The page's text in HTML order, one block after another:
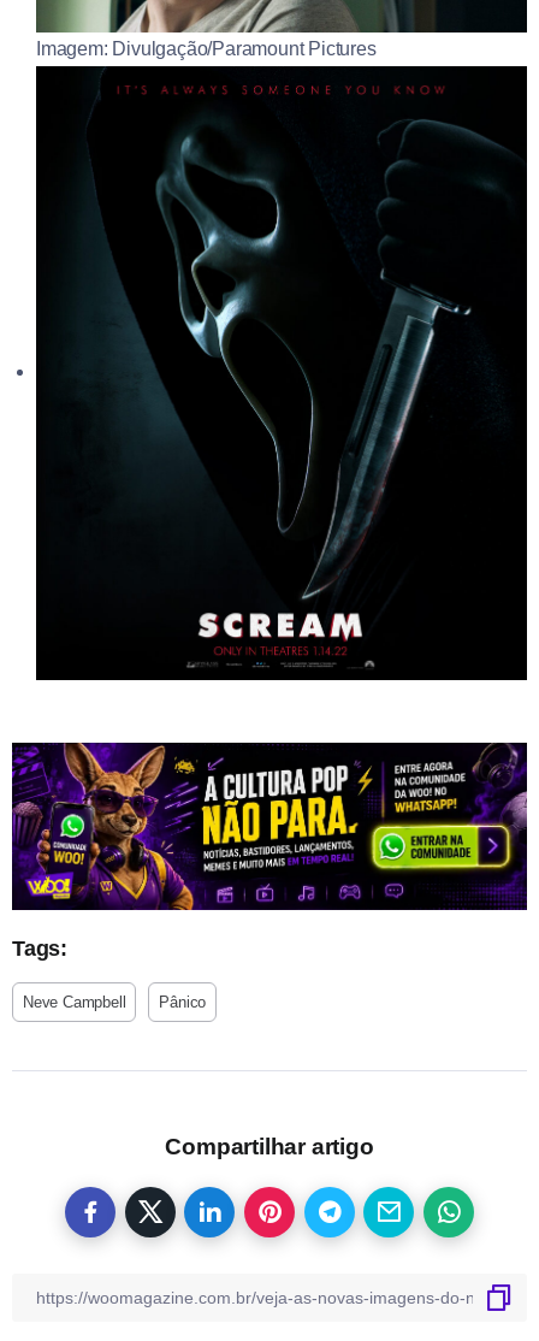
Imagem: Divulgação/Paramount Pictures
Tags:
Neve Campbell Pânico
Compartilhar artigo